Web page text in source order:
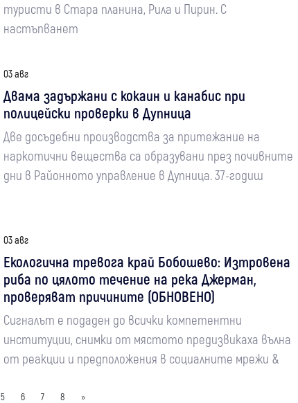
туристи в Стара планина, Рила и Пирин. С
настъпванет
03 авг
Двама задържани с кокаин и канабис при
полицейски проверки в Дупница
Две досъдебни производства за притежание на
наркотични вещества са образувани през почивните
дни в Районното управление в Дупница. 37-годиш
03 авг
Екологична тревога край Бобошево: Изтровена
риба по цялото течение на река Джерман,
проверяват причините (ОБНОВЕНО)
Сигналът е подаден до всички компетентни
институции, снимки от мястото предизвикаха вълна
от реакции и предположения в социалните мрежи &
5 6 7 8 »